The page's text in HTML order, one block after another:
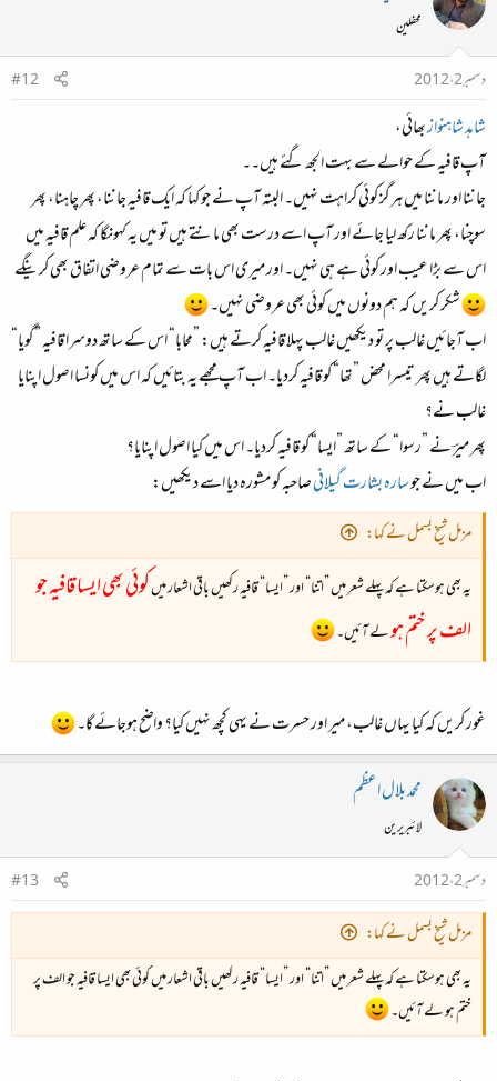
محفلین
دسمبر 2، 2012
#12
شاہد شاہنوازبھائی،
آپ قافیہ کے حوالے سے بہت الجھ گئے ہیں۔۔
جاننا اور ماننا میں ہرگز کوئی کراہت نہیں۔ البتہ آپ نے جو کہا کہ ایک قافیہ جاننا، پھر چاہنا، پھر
سوچنا، پھر ماننا رکھ لیا جائے اور آپ اسے درست بھی مانتے ہیں تو میں یہ کہونگا کہ علم قافیہ میں
اس سے بڑا عیب اور کوئی ہے ہی نہیں۔ اور میری اس بات سے تمام عروضی اتفاق بھی کرینگے
شکر کریں کہ ہم دونوں میں کوئی بھی عروضی نہیں۔
اب آجائیں غالب پر تو دیکھیں غالب پہلا قافیہ کرتے ہیں: ”محابا“ اس کے ساتھ دوسرا قافیہ ”گویا“
لگاتے ہیں پھر تیسرا محض ”تھا“ کو قافیہ کردیا۔ اب آپ مجھے یہ بتائیں کہ اس میں کونسا اصول اپنایا
غالب نے؟
پھر میرؔ نے ”رسوا“ کے ساتھ ”ایسا“ کو قافیہ کردیا۔ اس میں کیا اصول اپنایا؟
اب میں نے جوسارہ بشارت گیلانیصاحبہ کو مشورہ دیا اسے دیکھیں:
مزمل شیخ بسمل نے کہا:
یہ بھی ہوسکتا ہے کہ پہلے شعر میں ”اتنا“ اور ”ایسا“ قافیہ رکھیں باقی اشعار میںکوئی بھی ایسا قافیہ جو
الف پر ختم ہولے آئیں۔
غور کریں کہ کیا یہاں غالب، میر اور حسرت نے یہی کچھ نہیں کیا؟ واضح ہوجائے گا۔
محمد بلال اعظم
لائبریرین
دسمبر 2، 2012
#13
مزمل شیخ بسمل نے کہا:
یہ بھی ہوسکتا ہے کہ پہلے شعر میں ”اتنا“ اور ”ایسا“ قافیہ رکھیں باقی اشعار میں کوئی بھی ایسا قافیہ جو الف پر
ختم ہو لے آئیں۔